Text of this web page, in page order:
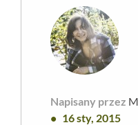
Napisany przez
16 sty, 2015